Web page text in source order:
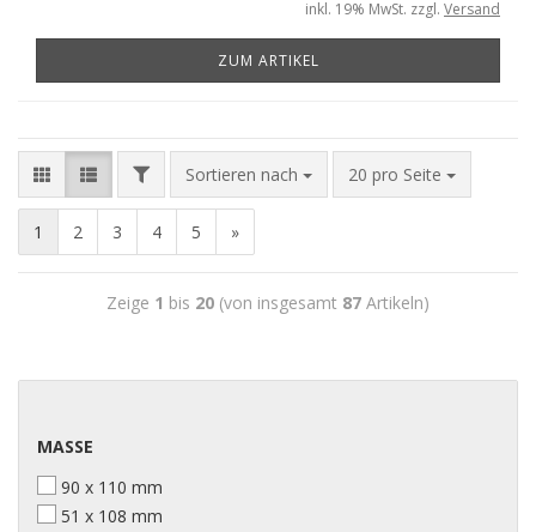
inkl. 19% MwSt. zzgl. Versand
ZUM ARTIKEL
Sortieren nach 20 pro Seite
1 2 3 4 5 »
Zeige 1 bis 20 (von insgesamt 87 Artikeln)
MASSE
90 x 110 mm
51 x 108 mm